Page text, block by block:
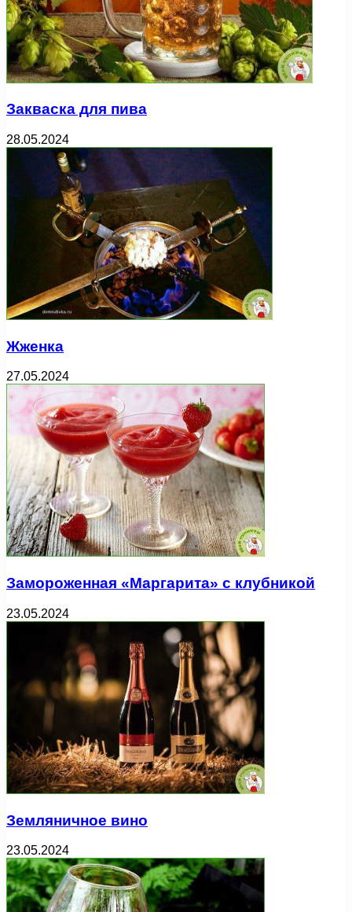
Закваска для пива
28.05.2024
Жженка
27.05.2024
Замороженная «Маргарита» с клубникой
23.05.2024
Земляничное вино
23.05.2024